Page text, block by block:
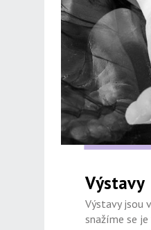
Výstavy
Výstavy jsou
snažíme se